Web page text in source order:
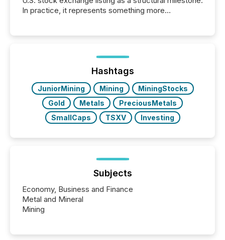
In practice, it represents something more
issuers are interlisted on U.S. exchanges, within a
broader group of 258 interlisted...
Hashtags
JuniorMining Mining
MiningStocks
Gold
Metals
PreciousMetals
SmallCaps
TSXV Investing
Subjects
Economy, Business and Finance
Metal and Mineral
Mining